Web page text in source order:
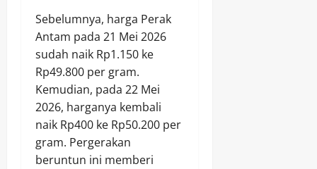
Sebelumnya, harga Perak
Antam pada 21 Mei 2026
sudah naik Rp1.150 ke
Rp49.800 per gram.
Kemudian, pada 22 Mei
2026, harganya kembali
naik Rp400 ke Rp50.200 per
gram. Pergerakan
beruntun ini memberi